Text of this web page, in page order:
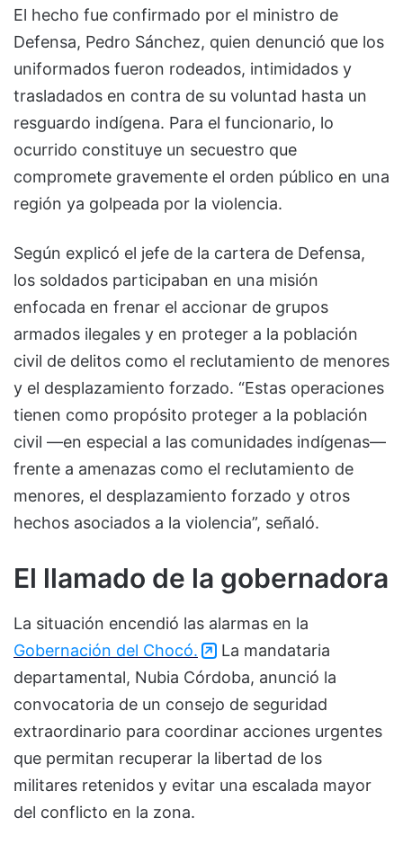
El hecho fue confirmado por el ministro de
Defensa, Pedro Sánchez, quien denunció que los
uniformados fueron rodeados, intimidados y
trasladados en contra de su voluntad hasta un
resguardo indígena. Para el funcionario, lo
ocurrido constituye un secuestro que
compromete gravemente el orden público en una
región ya golpeada por la violencia.
Según explicó el jefe de la cartera de Defensa,
los soldados participaban en una misión
enfocada en frenar el accionar de grupos
armados ilegales y en proteger a la población
civil de delitos como el reclutamiento de menores
y el desplazamiento forzado. “Estas operaciones
tienen como propósito proteger a la población
civil —en especial a las comunidades indígenas—
frente a amenazas como el reclutamiento de
menores, el desplazamiento forzado y otros
hechos asociados a la violencia”, señaló.
El llamado de la gobernadora
La situación encendió las alarmas en la
Gobernación del Chocó.
La mandataria
departamental, Nubia Córdoba, anunció la
convocatoria de un consejo de seguridad
extraordinario para coordinar acciones urgentes
que permitan recuperar la libertad de los
militares retenidos y evitar una escalada mayor
del conflicto en la zona.